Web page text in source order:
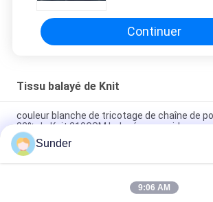
Continuer
Tissu balayé de Knit
couleur blanche de tricotage de chaîne de
82% du Knit 210GSM balayée par poids
tricotage de chaîne de tissu de jacquard de
largeur de 160cm vérifié modelé
Le jacquard de tissu balayé par polyester
Sunder
9:06 AM